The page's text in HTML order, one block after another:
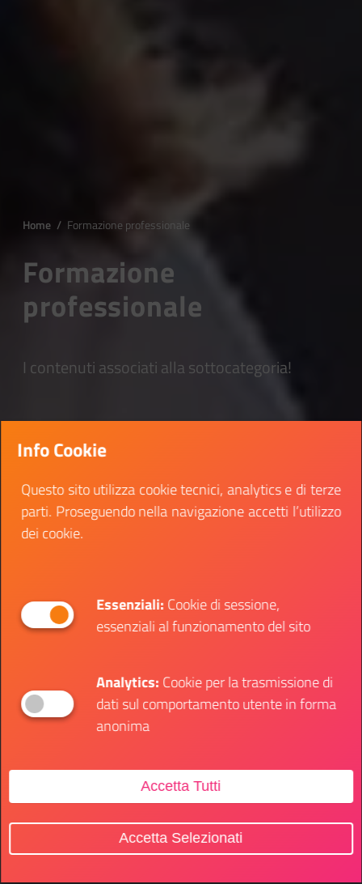
Home / Formazione professionale
Formazione
professionale
I contenuti associati alla sottocategoria!
Info Cookie
Questo sito utilizza cookie tecnici, analytics e di terze
parti. Proseguendo nella navigazione accetti l’utilizzo
dei cookie.
Essenziali:Cookie di sessione,
essenziali al funzionamento del sito
Analytics:Cookie per la trasmissione di
dati sul comportamento utente in forma
anonima
Accetta Tutti
Accetta Selezionati